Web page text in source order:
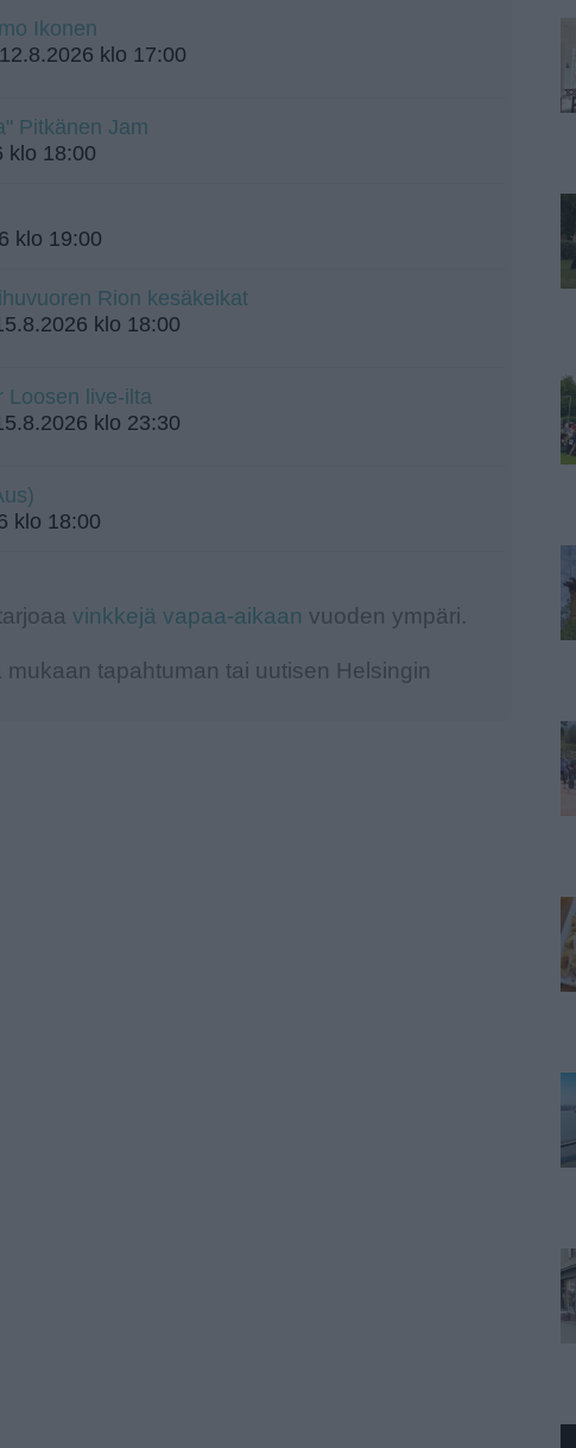
Ikonen
klo 17:00
Pitkänen Jam
klo 18:00
klo 19:00
Rion kesäkeikat
klo 18:00
Loosen live-ilta
klo 23:30
klo 18:00
vinkkejä vapaa-aikaan vuoden ympäri.
mukaan tapahtuman tai uutisen Helsingin